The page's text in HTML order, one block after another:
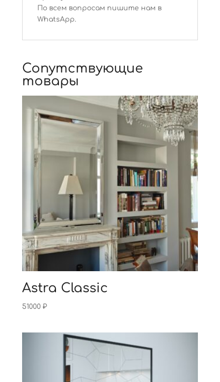
По всем вопросам пишите нам в
WhatsApp.
Сопутствующие
товары
Astra Classic
51000 ₽